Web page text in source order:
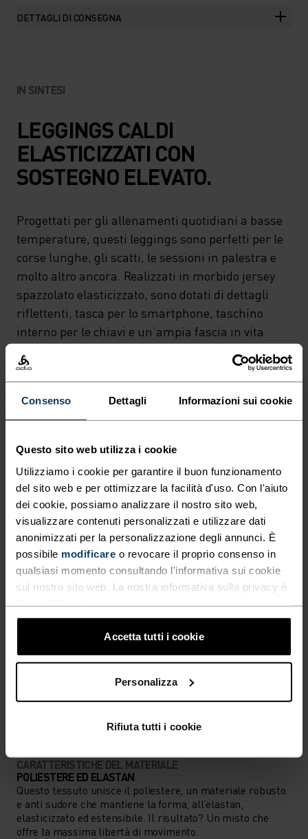
Consenso Dettagli Informazioni sui cookie
Questo sito web utilizza i cookie
Utilizziamo i cookie per garantire il buon funzionamento
del sito web e per ottimizzare la facilità d'uso. Con l'aiuto
dei cookie, possiamo analizzare il nostro sito web,
visualizzare contenuti personalizzati e utilizzare dati
anonimizzati per la personalizzazione degli annunci. È
possibile modificare o revocare il proprio consenso in
qualsiasi momento consultando l'informativa sui cookie
sul nostro sito web. La nostra informativa sulla privacy è
Accetta tutti i cookie
Personalizza
Rifiuta tutti i cookie
DETTAGLI DI CONSEGNA
IN SINTESI
LEGGINGS CALDI
ELASTICIZZATI CON
SOSTEGNO ELEVATO.
Progettati per gli allenamenti quotidiani a basse
temperature, questi leggings sono perfetti per le
corse lunghe, gli scatti, le sessioni in palestra e
molto altro ancora. Realizzati in morbido jersey
spazzolato elasticizzato, sono dotati di dettagli
riflettenti, tasca per lo smartphone, taschino
interno per le chiavi e un’ampia fascia in vita
nei mesi più freddi.
LEGGERI COME L'ARIA.
VELOCI COME IL VENTO.
Capi tecnici da running ad asciugatura rapida per
essere sempre un passo avanti.
LIVELLO DI ATTIVITÀ
Running
CARATTERISTICHE DEL MATERIALE
POLIESTERE ED ELASTAN
Questo tessuto unisce il poliestere, un materiale robusto
e anti sudore che mantiene la forma, all’elastan,
elasticizzato ed estensibile. Il risultato? Un misto che
offre la massima libertà di movimento.